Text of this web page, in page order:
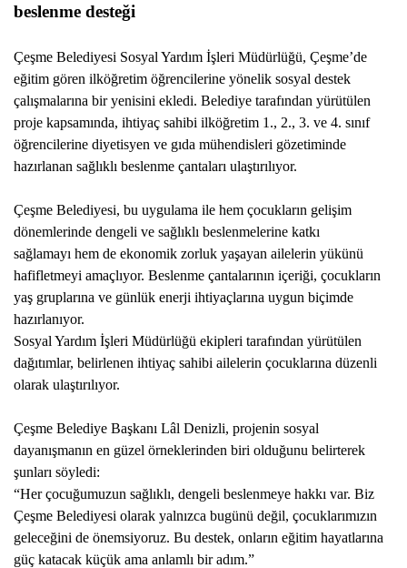
TIME TO DISCOVER
THE UNIQUE STREETS OF ÇEŞME
beslenme desteği
Çeşme Belediyesi Sosyal Yardım İşleri Müdürlüğü, Çeşme’de
eğitim gören ilköğretim öğrencilerine yönelik sosyal destek
çalışmalarına bir yenisini ekledi. Belediye tarafından yürütülen
proje kapsamında, ihtiyaç sahibi ilköğretim 1., 2., 3. ve 4. sınıf
öğrencilerine diyetisyen ve gıda mühendisleri gözetiminde
hazırlanan sağlıklı beslenme çantaları ulaştırılıyor.
Çeşme Belediyesi, bu uygulama ile hem çocukların gelişim
dönemlerinde dengeli ve sağlıklı beslenmelerine katkı
sağlamayı hem de ekonomik zorluk yaşayan ailelerin yükünü
hafifletmeyi amaçlıyor. Beslenme çantalarının içeriği, çocukların
yaş gruplarına ve günlük enerji ihtiyaçlarına uygun biçimde
hazırlanıyor.
Sosyal Yardım İşleri Müdürlüğü ekipleri tarafından yürütülen
dağıtımlar, belirlenen ihtiyaç sahibi ailelerin çocuklarına düzenli
olarak ulaştırılıyor.
Çeşme Belediye Başkanı Lâl Denizli, projenin sosyal
dayanışmanın en güzel örneklerinden biri olduğunu belirterek
şunları söyledi:
“Her çocuğumuzun sağlıklı, dengeli beslenmeye hakkı var. Biz
Çeşme Belediyesi olarak yalnızca bugünü değil, çocuklarımızın
geleceğini de önemsiyoruz. Bu destek, onların eğitim hayatlarına
güç katacak küçük ama anlamlı bir adım.”